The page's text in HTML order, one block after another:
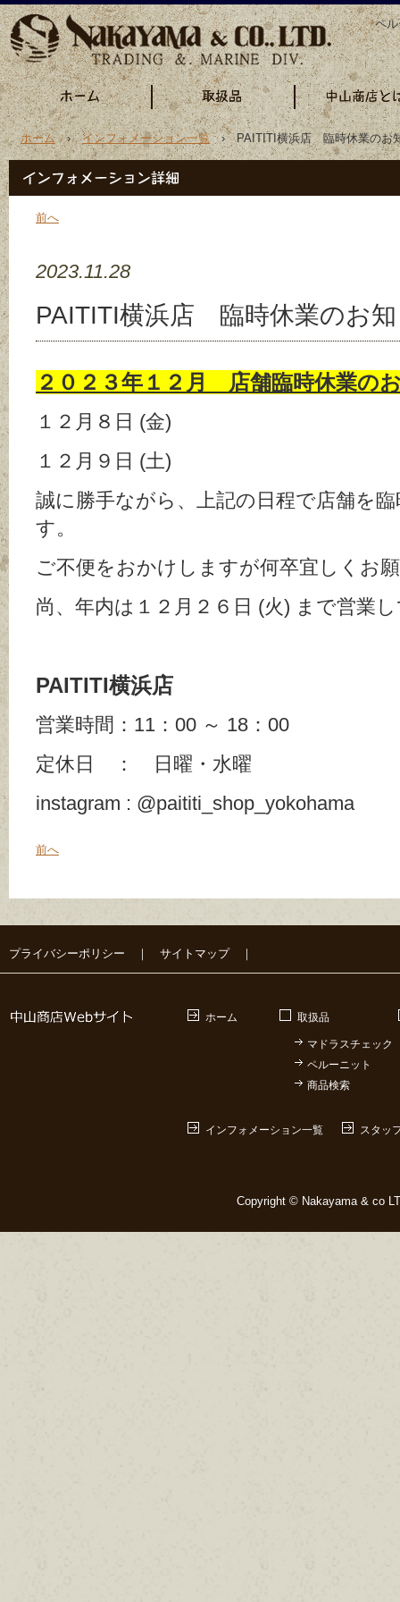
ペ
ホーム›インフォメーション一覧› PAITITI横浜店 臨時休業のお
前へ
2023.11.28
PAITITI横浜店 臨時休業のお
２０２３年１２月 店舗臨時休業の
１２月８日 (金)
１２月９日 (土)
誠に勝手ながら、上記の日程で店舗を
す。
ご不便をおかけしますが何卒宜しくお
尚、年内は１２月２６日 (火) まで営業
PAITITI横浜店
営業時間：11：00 ～ 18：00
定休日 ： 日曜・水曜
instagram : @paititi_shop_yokohama
前へ
プライバシーポリシー ｜ サイトマップ｜
ホーム 取扱品
マドラスチェック
ペルーニット
商品検索
インフォメーション一覧 スタッ
Copyright © Nakayama & co